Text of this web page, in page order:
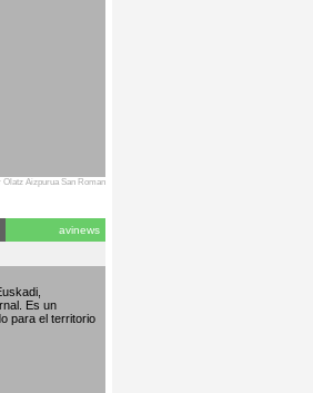
Olatz Aizpurua San Roman
avinews
Es un
para el territorio